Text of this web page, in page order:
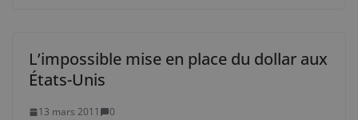
L’impossible mise en place du dollar aux
États-Unis
13 mars 2011 0